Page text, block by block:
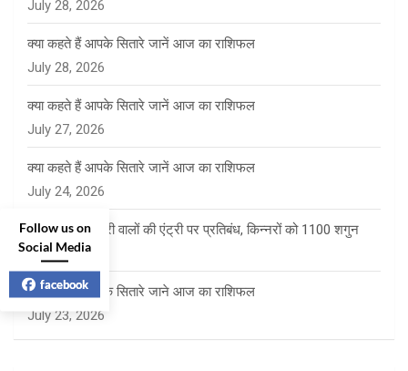
July 28, 2026
क्या कहते हैं आपके सितारे जानें आज का राशिफल
July 28, 2026
क्या कहते हैं आपके सितारे जानें आज का राशिफल
July 27, 2026
क्या कहते हैं आपके सितारे जानें आज का राशिफल
July 24, 2026
साई पंचायत में फेरी वालों की एंट्री पर प्रतिबंध, किन्नरों को 1100 शगुन
July 23, 2026
क्या कहते है आपके सितारे जाने आज का राशिफल
July 23, 2026
Follow us on
Social Media
facebook